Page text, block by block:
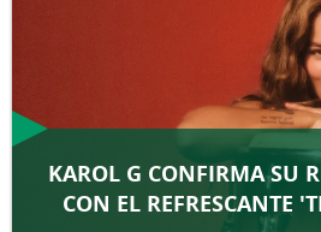
KAROL G CONFIRMA SU
CON EL REFRESCANTE